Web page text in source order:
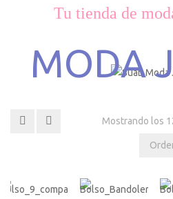
Tu tienda de
MODA
Mostrando los